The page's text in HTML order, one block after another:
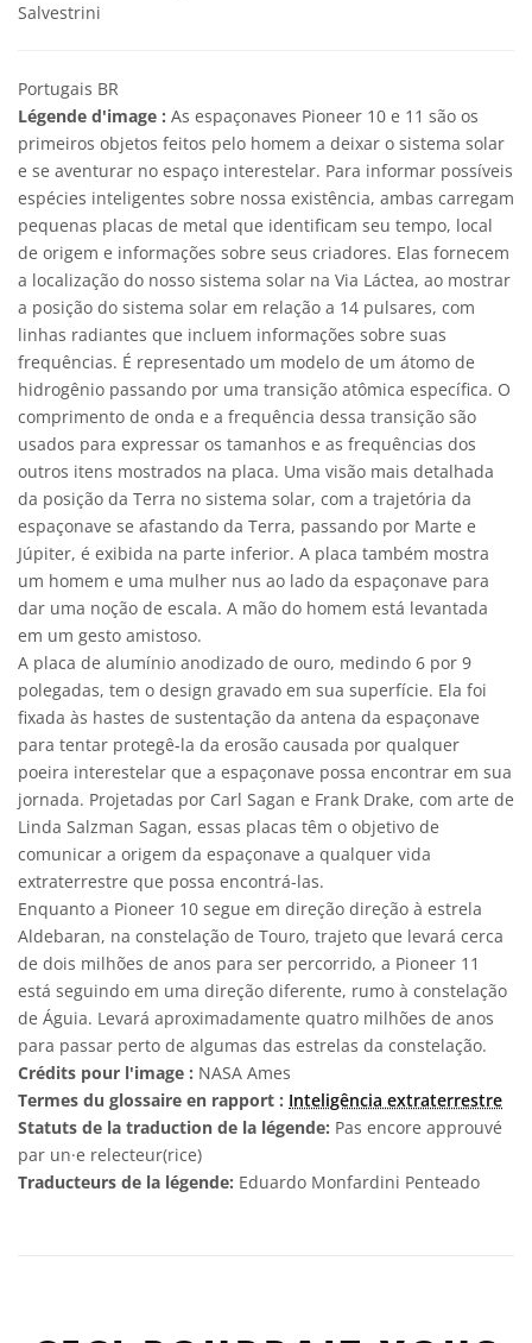
Salvestrini
Portugais BR
Légende d'image : As espaçonaves Pioneer 10 e 11 são os
primeiros objetos feitos pelo homem a deixar o sistema solar
e se aventurar no espaço interestelar. Para informar possíveis
espécies inteligentes sobre nossa existência, ambas carregam
pequenas placas de metal que identificam seu tempo, local
de origem e informações sobre seus criadores. Elas fornecem
a localização do nosso sistema solar na Via Láctea, ao mostrar
a posição do sistema solar em relação a 14 pulsares, com
linhas radiantes que incluem informações sobre suas
frequências. É representado um modelo de um átomo de
hidrogênio passando por uma transição atômica específica. O
comprimento de onda e a frequência dessa transição são
usados para expressar os tamanhos e as frequências dos
outros itens mostrados na placa. Uma visão mais detalhada
da posição da Terra no sistema solar, com a trajetória da
espaçonave se afastando da Terra, passando por Marte e
Júpiter, é exibida na parte inferior. A placa também mostra
um homem e uma mulher nus ao lado da espaçonave para
dar uma noção de escala. A mão do homem está levantada
em um gesto amistoso.
A placa de alumínio anodizado de ouro, medindo 6 por 9
polegadas, tem o design gravado em sua superfície. Ela foi
fixada às hastes de sustentação da antena da espaçonave
para tentar protegê-la da erosão causada por qualquer
poeira interestelar que a espaçonave possa encontrar em sua
jornada. Projetadas por Carl Sagan e Frank Drake, com arte de
Linda Salzman Sagan, essas placas têm o objetivo de
comunicar a origem da espaçonave a qualquer vida
extraterrestre que possa encontrá-las.
Enquanto a Pioneer 10 segue em direção direção à estrela
Aldebaran, na constelação de Touro, trajeto que levará cerca
de dois milhões de anos para ser percorrido, a Pioneer 11
está seguindo em uma direção diferente, rumo à constelação
de Águia. Levará aproximadamente quatro milhões de anos
para passar perto de algumas das estrelas da constelação.
Crédits pour l'image : NASA Ames
Termes du glossaire en rapport : Inteligência extraterrestre
Statuts de la traduction de la légende: Pas encore approuvé
par un·e relecteur(rice)
Traducteurs de la légende: Eduardo Monfardini Penteado